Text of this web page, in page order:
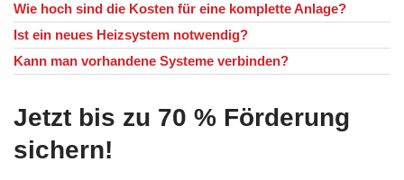
Wie hoch sind die Kosten für eine komplette Anlage?
Ist ein neues Heizsystem notwendig?
Kann man vorhandene Systeme verbinden?
Jetzt bis zu 70 % Förderung
sichern!